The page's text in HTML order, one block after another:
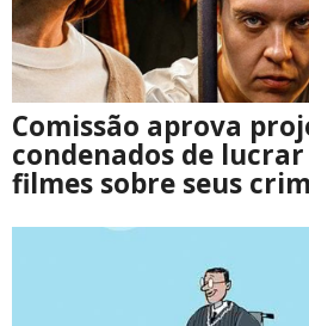
Comissão aprova
condenados de
filmes sobre seus